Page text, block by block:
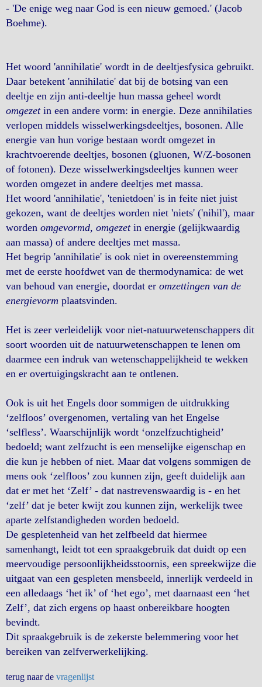
- 'De enige weg naar God is een nieuw gemoed.' (Jacob
Boehme).
Het woord 'annihilatie' wordt in de deeltjesfysica gebruikt.
Daar betekent 'annihilatie' dat bij de botsing van een
deeltje en zijn anti-deeltje hun massa geheel wordt
omgezetin een andere vorm: in energie. Deze annihilaties
verlopen middels wisselwerkingsdeeltjes, bosonen. Alle
energie van hun vorige bestaan wordt omgezet in
krachtvoerende deeltjes, bosonen (gluonen, W/Z-bosonen
of fotonen). Deze wisselwerkingsdeeltjes kunnen weer
worden omgezet in andere deeltjes met massa.
Het woord 'annihilatie', 'tenietdoen' is in feite niet juist
gekozen, want de deeltjes worden niet 'niets' ('nihil'), maar
worden omgevormd, omgezetin energie (gelijkwaardig
aan massa) of andere deeltjes met massa.
Het begrip 'annihilatie' is ook niet in overeenstemming
met de eerste hoofdwet van de thermodynamica: de wet
van behoud van energie, doordat er omzettingen van de
energievorm plaatsvinden.
Het is zeer verleidelijk voor niet-natuurwetenschappers dit
soort woorden uit de natuurwetenschappen te lenen om
daarmee een indruk van wetenschappelijkheid te wekken
en er overtuigingskracht aan te ontlenen.
Ook is uit het Engels door sommigen de uitdrukking
‘zelfloos’ overgenomen, vertaling van het Engelse
‘selfless’. Waarschijnlijk wordt ‘onzelfzuchtigheid’
bedoeld; want zelfzucht is een menselijke eigenschap en
die kun je hebben of niet. Maar dat volgens sommigen de
mens ook ‘zelfloos’ zou kunnen zijn, geeft duidelijk aan
dat er met het ‘Zelf’ - dat nastrevenswaardig is - en het
‘zelf’ dat je beter kwijt zou kunnen zijn, werkelijk twee
aparte zelfstandigheden worden bedoeld.
De gespletenheid van het zelfbeeld dat hiermee
samenhangt, leidt tot een spraakgebruik dat duidt op een
meervoudige persoonlijkheidsstoornis, een spreekwijze die
uitgaat van een gespleten mensbeeld, innerlijk verdeeld in
een alledaags ‘het ik’ of ‘het ego’, met daarnaast een ‘het
Zelf’, dat zich ergens op haast onbereikbare hoogten
bevindt.
Dit spraakgebruik is de zekerste belemmering voor het
bereiken van zelfverwerkelijking.
terug naar de vragenlijst